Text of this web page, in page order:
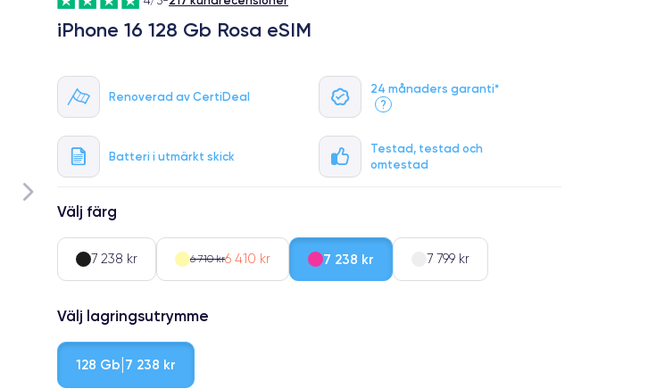
iPhone 16 128 Gb Rosa eSIM
Renoverad av CertiDeal
24 månaders garanti*
?
Batteri i utmärkt skick
Testad, testad och
omtestad
Välj färg
7 238 kr 6 710 kr6 410 kr 7 238 kr 7 799 kr
Välj lagringsutrymme
128 Gb 7 238 kr